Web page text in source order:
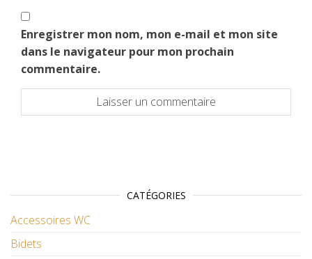
Enregistrer mon nom, mon e-mail et mon site
dans le navigateur pour mon prochain
commentaire.
CATÉGORIES
Accessoires WC
Bidets